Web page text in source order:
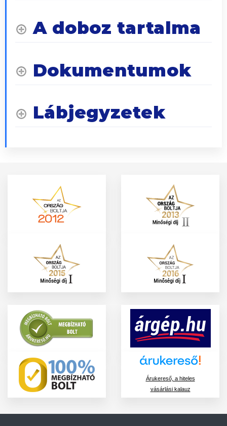
A doboz tartalma
Dokumentumok
Lábjegyzetek
Árukereső, a hiteles
vásárlási kalauz